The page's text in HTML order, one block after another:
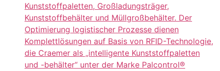
Kunststoffpaletten, Großladungsträger,
Kunststoffbehälter und Müllgroßbehälter. Der
Optimierung logistischer Prozesse dienen
Komplettlösungen auf Basis von RFID-Technologie,
die Craemer als „intelligente Kunststoffpaletten
und -behälter“ unter der Marke Palcontrol®